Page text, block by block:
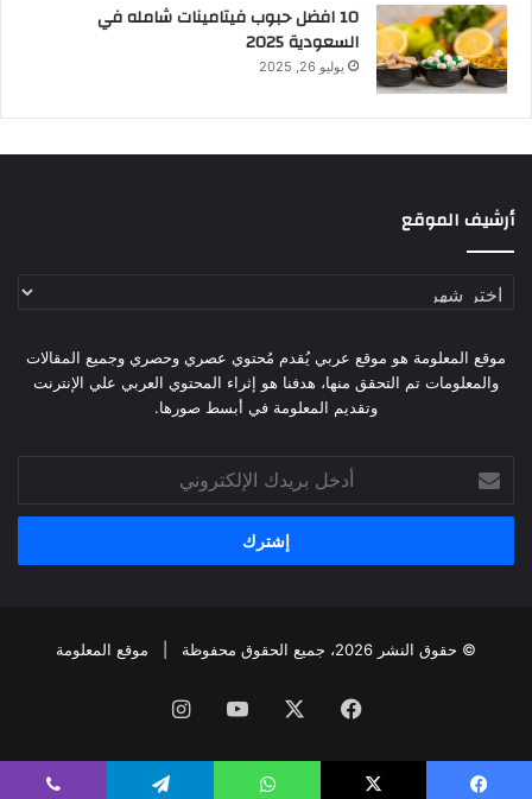
10 افضل حبوب فيتامينات شامله​ في
السعودية 2025
يوليو 26, 2025
أرشيف الموقع
أرشيف
موقع المعلومة هو موقع عربي يُقدم مُحتوي عصري وحصري وجميع المقالات
والمعلومات تم التحقق منها، هدفنا هو إثراء المحتوي العربي علي الإنترنت
وتقديم المعلومة في أبسط صورها.
بريدك
الإلكتروني
© حقوق النشر 2026، جميع الحقوق محفوظة | موقع المعلومة
فيسبوك يوتيوبانستقرام